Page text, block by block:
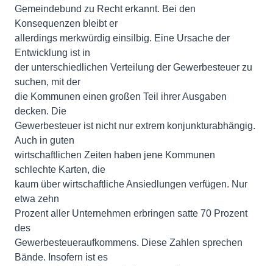
Gemeindebund zu Recht erkannt. Bei den
Konsequenzen bleibt er
allerdings merkwürdig einsilbig. Eine Ursache der
Entwicklung ist in
der unterschiedlichen Verteilung der Gewerbesteuer zu
suchen, mit der
die Kommunen einen großen Teil ihrer Ausgaben
decken. Die
Gewerbesteuer ist nicht nur extrem konjunkturabhängig.
Auch in guten
wirtschaftlichen Zeiten haben jene Kommunen
schlechte Karten, die
kaum über wirtschaftliche Ansiedlungen verfügen. Nur
etwa zehn
Prozent aller Unternehmen erbringen satte 70 Prozent
des
Gewerbesteueraufkommens. Diese Zahlen sprechen
Bände. Insofern ist es